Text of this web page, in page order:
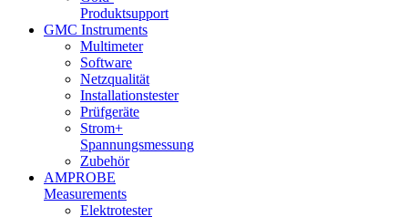
Produktsupport
GMC Instruments
Multimeter
Software
Netzqualität
Installationstester
Prüfgeräte
Strom+
Spannungsmessung
Zubehör
AMPROBE
Measurements
Elektrotester